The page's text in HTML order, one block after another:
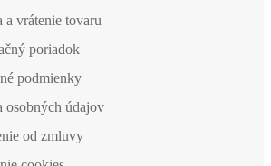
a vrátenie tovaru
poriadok
podmienky
osobných údajov
od zmluvy